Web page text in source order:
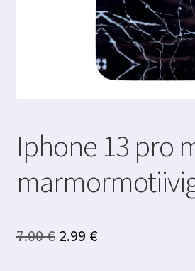
Iphone 13 pro
7.00€ Algne
2.99 €Praegune